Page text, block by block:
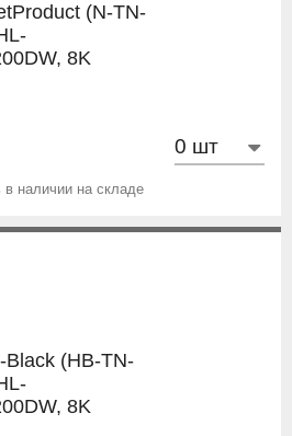
(N-TN-
8K
в наличии на складе
Black (HB-TN-
8K